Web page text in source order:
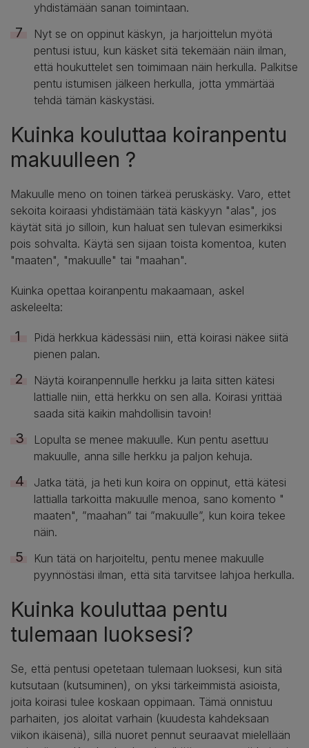
yhdistämään sanan toimintaan.
Nyt se on oppinut käskyn, ja harjoittelun myötä
pentusi istuu, kun käsket sitä tekemään näin ilman,
että houkuttelet sen toimimaan näin herkulla. Palkitse
pentu istumisen jälkeen herkulla, jotta ymmärtää
tehdä tämän käskystäsi.
Kuinka kouluttaa koiranpentu
makuulleen ?
Makuulle meno on toinen tärkeä peruskäsky. Varo, ettet
sekoita koiraasi yhdistämään tätä käskyyn "alas", jos
käytät sitä jo silloin, kun haluat sen tulevan esimerkiksi
pois sohvalta. Käytä sen sijaan toista komentoa, kuten
"maaten", "makuulle" tai "maahan".
Kuinka opettaa koiranpentu makaamaan, askel
askeleelta:
Pidä herkkua kädessäsi niin, että koirasi näkee siitä
pienen palan.
Näytä koiranpennulle herkku ja laita sitten kätesi
lattialle niin, että herkku on sen alla. Koirasi yrittää
saada sitä kaikin mahdollisin tavoin!
Lopulta se menee makuulle. Kun pentu asettuu
makuulle, anna sille herkku ja paljon kehuja.
Jatka tätä, ja heti kun koira on oppinut, että kätesi
lattialla tarkoitta makuulle menoa, sano komento "
maaten", ”maahan” tai ”makuulle”, kun koira tekee
näin.
Kun tätä on harjoiteltu, pentu menee makuulle
pyynnöstäsi ilman, että sitä tarvitsee lahjoa herkulla.
Kuinka kouluttaa pentu
tulemaan luoksesi?
Se, että pentusi opetetaan tulemaan luoksesi, kun sitä
kutsutaan (kutsuminen), on yksi tärkeimmistä asioista,
joita koirasi tulee koskaan oppimaan. Tämä onnistuu
parhaiten, jos aloitat varhain (kuudesta kahdeksaan
viikon ikäisenä), sillä nuoret pennut seuraavat mielellään